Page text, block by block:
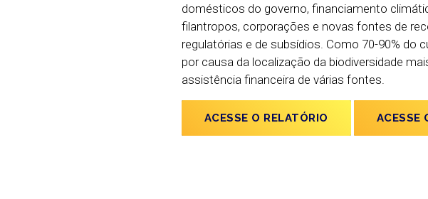
domésticos do governo, financiamento
filantropos, corporações e novas fontes de
regulatórias e de subsídios. Como 70-90% do
por causa da localização da biodiversidade
assistência financeira de várias fontes.
ACESSE O RELATÓRIO ACESSE